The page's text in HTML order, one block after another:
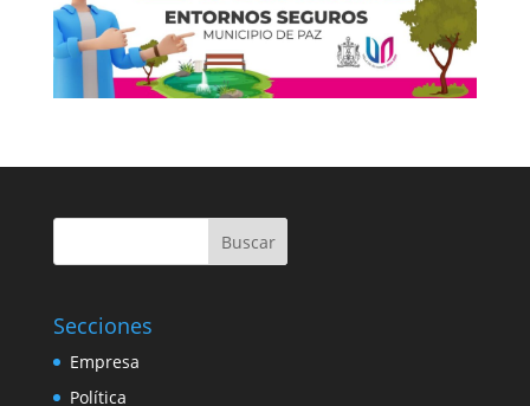
Buscar
Secciones
Empresa
Política